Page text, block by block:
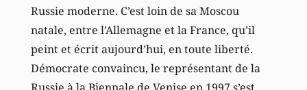
Russie moderne. C’est loin de sa Moscou
natale, entre l’Allemagne et la France, qu’il
peint et écrit aujourd’hui, en toute liberté.
Démocrate convaincu, le représentant de la